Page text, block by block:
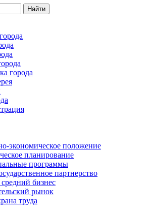
Найти
города
экономическое положение
планирование
программы
партнерство
бизнес
рынок
труда